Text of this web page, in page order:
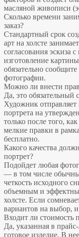
масляной живописи
Сколько времени
заказ?
Стандартный срок
арт на холсте
согласования эскиза
изготовление
обязательно
фотографии.
Можно ли внести
Да, это обязательный
Художник
портрета на
только после того,
мелкие правки в
бесплатно.
Какого качества
портрет?
Подойдет любая
— в том числе
четкость исходного
объемным и
холсте. Если
вариантов на выбор,
Входит ли стоимость
Да, указанная в
готовое изделие. В